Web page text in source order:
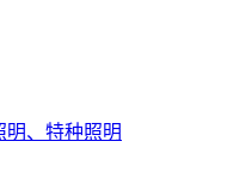
明、特种照明